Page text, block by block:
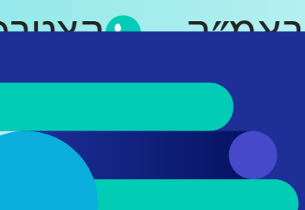
ראמ״ה